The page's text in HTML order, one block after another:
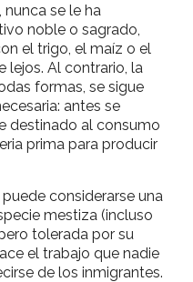
nunca se le ha
noble o sagrado,
el trigo, el maíz o el
lejos. Al contrario, la
formas, se sigue
antes se
destinado al consumo
prima para producir
considerarse una
mestiza (incluso
tolerada por su
el trabajo que nadie
de los inmigrantes.